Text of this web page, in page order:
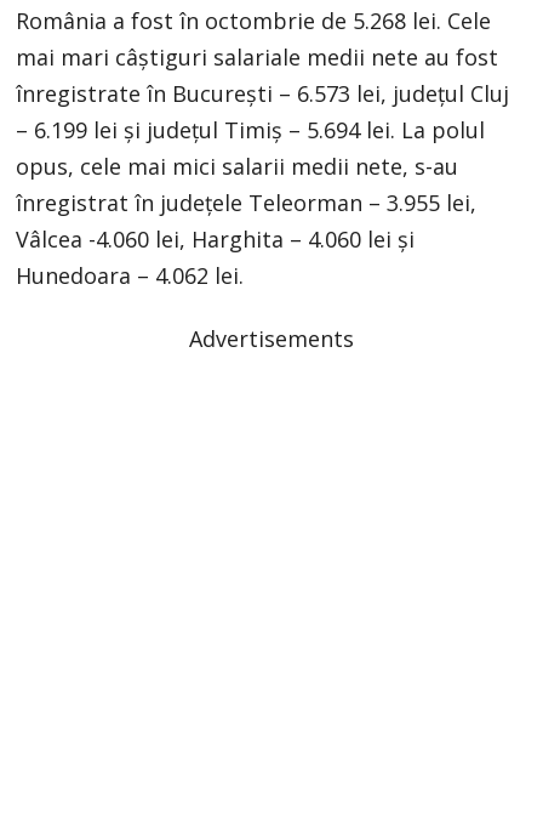
România a fost în octombrie de 5.268 lei. Cele
mai mari câștiguri salariale medii nete au fost
înregistrate în București – 6.573 lei, județul Cluj
– 6.199 lei și județul Timiș – 5.694 lei. La polul
opus, cele mai mici salarii medii nete, s-au
înregistrat în județele Teleorman – 3.955 lei,
Vâlcea -4.060 lei, Harghita – 4.060 lei și
Hunedoara – 4.062 lei.
Advertisements